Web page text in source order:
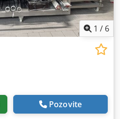
1 / 6
Pozovite